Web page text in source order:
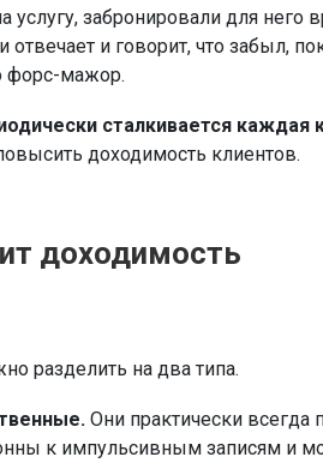
услугу, забронировали для
отвечает и говорит, что забыл,
форс-мажор.
сталкивается каждая
доходимость клиентов.
доходимость
разделить на два типа.
Они практически всегда
к импульсивным записям и